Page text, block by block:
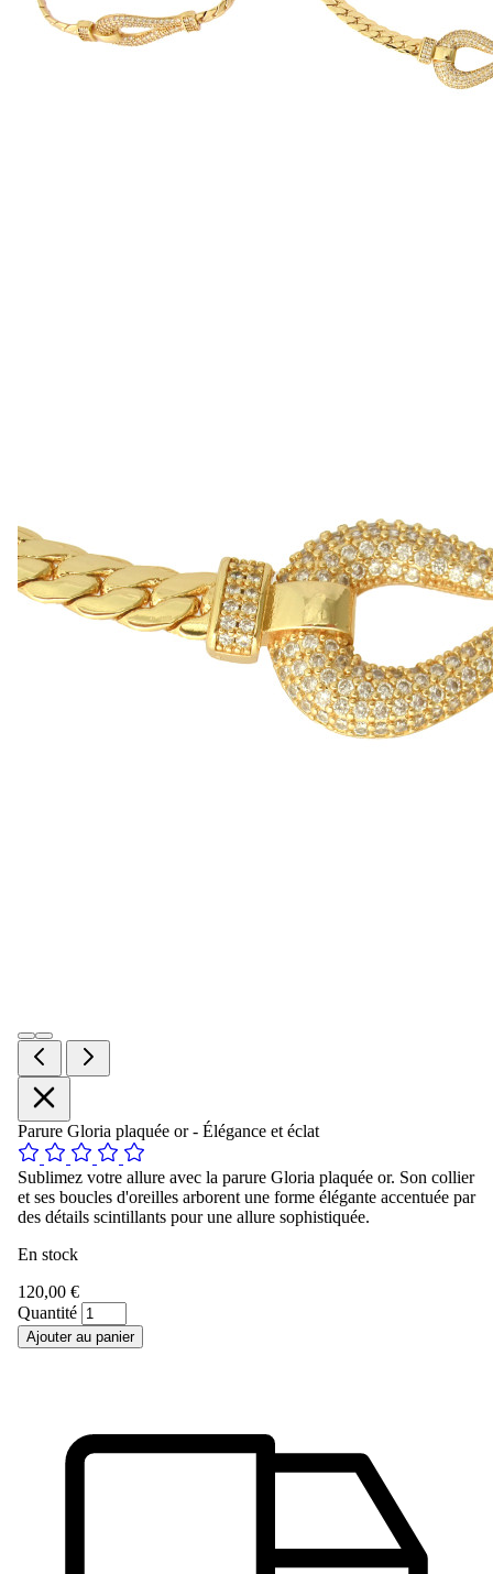
Parure Gloria plaquée or - Élégance et éclat
Sublimez votre allure avec la parure Gloria plaquée or. Son collier
et ses boucles d'oreilles arborent une forme élégante accentuée par
des détails scintillants pour une allure sophistiquée.
En stock
120,00 €
Quantité
Ajouter au panier